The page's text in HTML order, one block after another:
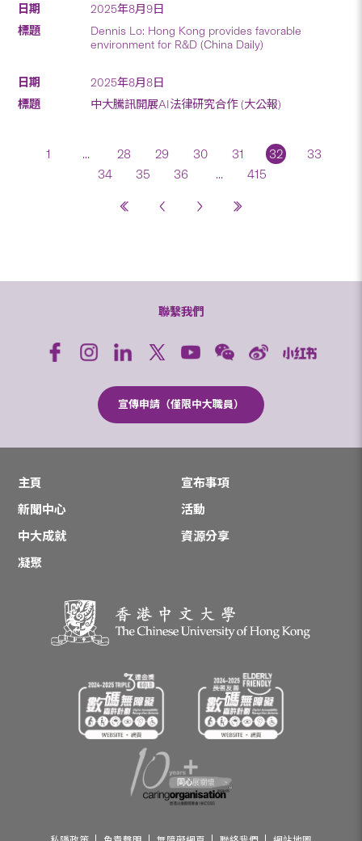
2025年8月9日
Dennis Lo: Hong Kong provides favorable
environment for R&D (China Daily)
2025年8月8日
中大騰訊開展AI法律研究合作 (大公報)
1 ... 28 29 30 31 32
33
34
35 36 ... 415
聯繫我們
宣傳申請（僅限中大職員）
主頁
宣布事項
新聞中心
活動
中大成就
資源分享
凝聚